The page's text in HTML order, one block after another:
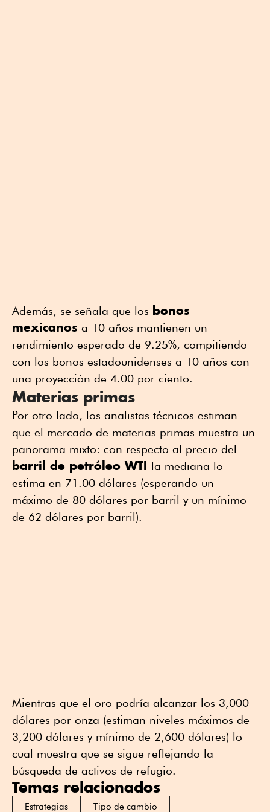
Además, se señala que los bonos
mexicanos a 10 años mantienen un
rendimiento esperado de 9.25%, compitiendo
con los bonos estadounidenses a 10 años con
una proyección de 4.00 por ciento.
Materias primas
Por otro lado, los analistas técnicos estiman
que el mercado de materias primas muestra un
panorama mixto: con respecto al precio del
barril de petróleo WTI la mediana lo
estima en 71.00 dólares (esperando un
máximo de 80 dólares por barril y un mínimo
de 62 dólares por barril).
Mientras que el oro podría alcanzar los 3,000
dólares por onza (estiman niveles máximos de
3,200 dólares y mínimo de 2,600 dólares) lo
cual muestra que se sigue reflejando la
búsqueda de activos de refugio.
Temas relacionados
Estrategias Tipo de cambio